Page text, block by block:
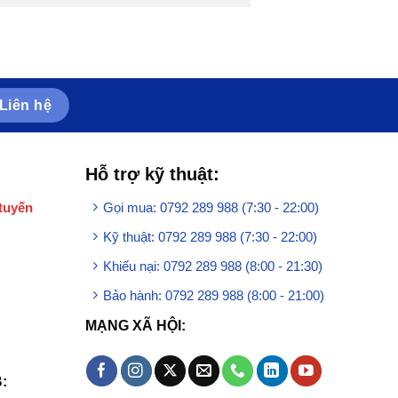
hệ
Hỗ trợ kỹ thuật:
Gọi mua: 0792 289 988 (7:30 - 22:00)
Kỹ thuật: 0792 289 988 (7:30 - 22:00)
Khiếu nại: 0792 289 988 (8:00 - 21:30)
Bảo hành: 0792 289 988 (8:00 - 21:00)
MẠNG XÃ HỘI: